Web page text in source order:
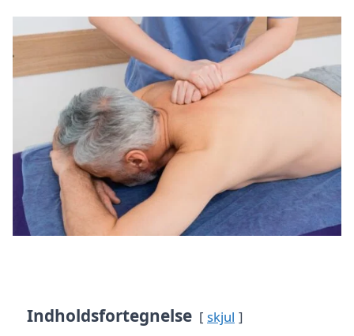
Indholdsfortegnelse skjul